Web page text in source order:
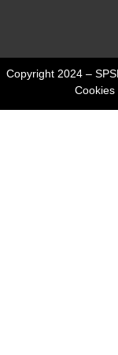
Copyright 2024 –
Cookies